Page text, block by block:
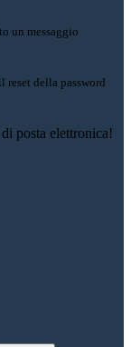
un messaggio
reset della password
posta elettronica!